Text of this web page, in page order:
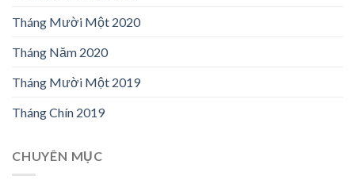
Tháng Mười Một 2020
Tháng Năm 2020
Tháng Mười Một 2019
Tháng Chín 2019
CHUYÊN MỤC